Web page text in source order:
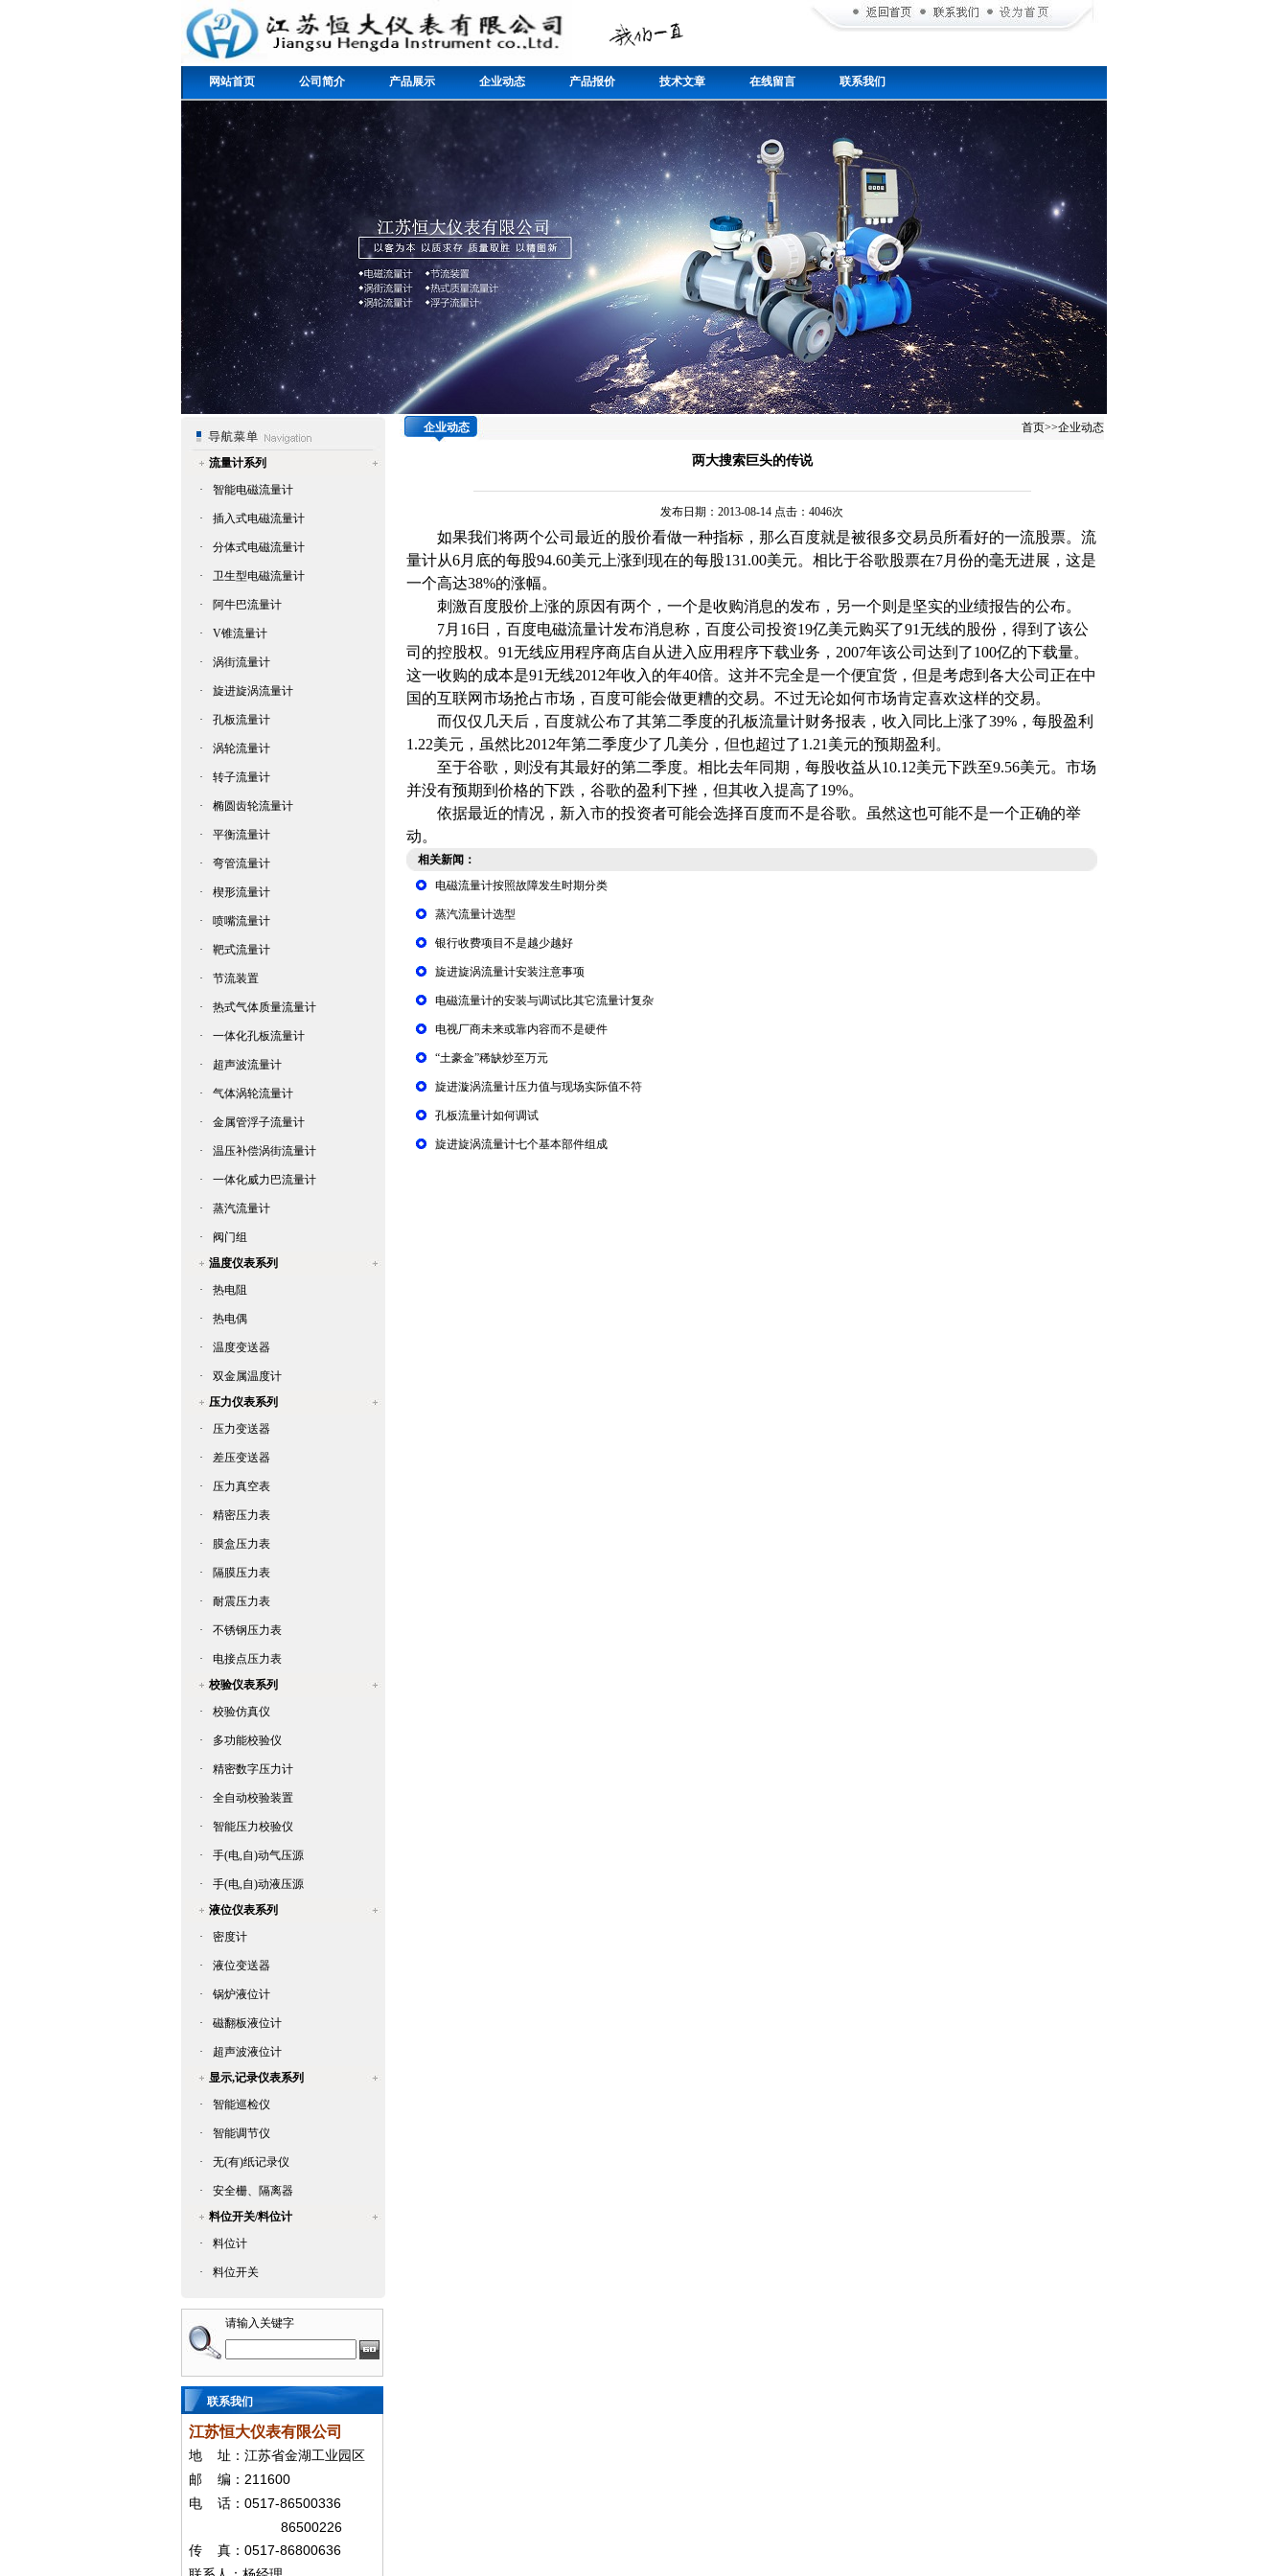
网站首页 公司简介 产品展示 企业动态 产品报价 技术文章 在线留言 联系我们
流量计系列
·
智能电磁流量计
· 插入式电磁流量计
· 分体式电磁流量计
· 卫生型电磁流量计
· 阿牛巴流量计
· V锥流量计
· 涡街流量计
· 旋进旋涡流量计
· 孔板流量计
· 涡轮流量计
· 转子流量计
· 椭圆齿轮流量计
· 平衡流量计
· 弯管流量计
· 楔形流量计
· 喷嘴流量计
· 靶式流量计
· 节流装置
· 热式气体质量流量计
· 一体化孔板流量计
· 超声波流量计
· 气体涡轮流量计
· 金属管浮子流量计
· 温压补偿涡街流量计
· 一体化威力巴流量计
· 蒸汽流量计
·
阀门组
温度仪表系列
·
热电阻
· 热电偶
· 温度变送器
·
双金属温度计
压力仪表系列
·
压力变送器
· 差压变送器
· 压力真空表
· 精密压力表
· 膜盒压力表
· 隔膜压力表
· 耐震压力表
· 不锈钢压力表
·
电接点压力表
校验仪表系列
·
校验仿真仪
· 多功能校验仪
· 精密数字压力计
· 全自动校验装置
· 智能压力校验仪
· 手(电,自)动气压源
·
手(电,自)动液压源
液位仪表系列
·
密度计
· 液位变送器
· 锅炉液位计
· 磁翻板液位计
·
超声波液位计
显示,记录仪表系列
·
智能巡检仪
· 智能调节仪
· 无(有)纸记录仪
·
安全栅、隔离器
料位开关/料位计
·
料位计
· 料位开关
请输入关键字
联系我们
江苏恒大仪表有限公司
地
址：江苏省金湖工业园区
邮
编： 211600
电 话： 0517-86500336
86500226
传 真： 0517-86800636
企业动态 首页>>企业动态
两大搜索巨头的传说
发布日期：2013-08-14 点击：4046次
如果我们将两个公司最近的股价看做一种指标，那么百度就是被很多交易员所看好的一流股票。 流
量计从6月底的每股94.60美元上涨到现在的每股131.00美元。相比于谷歌股票在7月份的毫无进展，这是
一个高达38%的涨幅。
刺激百度股价上涨的原因有两个，一个是收购消息的发布，另一个则是坚实的业绩报告的公布。
7月16日，百度电磁流量计发布消息称，百度公司投资19亿美元购买了91无线的股份，得到了该公
司的控股权。91无线应用程序商店自从进入应用程序下载业务，2007年该公司达到了100亿的下载量。
这一收购的成本是91无线2012年收入的年40倍。这并不完全是一个便宜货，但是考虑到各大公司正在中
国的互联网市场抢占市场，百度可能会做更糟的交易。不过无论如何市场肯定喜欢这样的交易。
而仅仅几天后，百度就公布了其第二季度的孔板流量计财务报表，收入同比上涨了39%，每股盈利
1.22美元，虽然比2012年第二季度少了几美分，但也超过了1.21美元的预期盈利。
至于谷歌，则没有其最好的第二季度。相比去年同期，每股收益从10.12美元下跌至9.56美元。市场
并没有预期到价格的下跌，谷歌的盈利下挫，但其收入提高了19%。
依据最近的情况，新入市的投资者可能会选择百度而不是谷歌。虽然这也可能不是一个正确的举
动。
相关新闻：
电磁流量计按照故障发生时期分类
蒸汽流量计选型
银行收费项目不是越少越好
旋进旋涡流量计安装注意事项
电磁流量计的安装与调试比其它流量计复杂
电视厂商未来或靠内容而不是硬件
“土豪金”稀缺炒至万元
旋进漩涡流量计压力值与现场实际值不符
孔板流量计如何调试
旋进旋涡流量计七个基本部件组成